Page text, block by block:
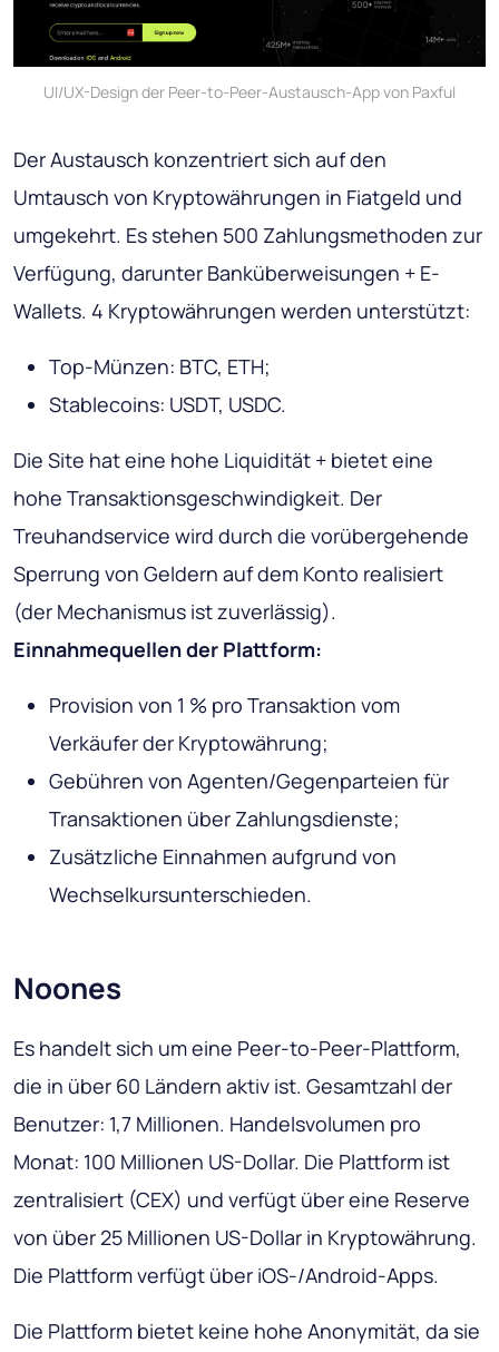
UI/UX-Design der Peer-to-Peer-Austausch-App von Paxful
Der Austausch konzentriert sich auf den
Umtausch von Kryptowährungen in Fiatgeld und
umgekehrt. Es stehen 500 Zahlungsmethoden zur
Verfügung, darunter Banküberweisungen + E-
Wallets. 4 Kryptowährungen werden unterstützt:
Top-Münzen: BTC, ETH;
Stablecoins: USDT, USDC.
Die Site hat eine hohe Liquidität + bietet eine
hohe Transaktionsgeschwindigkeit. Der
Treuhandservice wird durch die vorübergehende
Sperrung von Geldern auf dem Konto realisiert
(der Mechanismus ist zuverlässig).
Einnahmequellen der Plattform:
Provision von 1 % pro Transaktion vom
Verkäufer der Kryptowährung;
Gebühren von Agenten/Gegenparteien für
Transaktionen über Zahlungsdienste;
Zusätzliche Einnahmen aufgrund von
Wechselkursunterschieden.
Noones
Es handelt sich um eine Peer-to-Peer-Plattform,
die in über 60 Ländern aktiv ist. Gesamtzahl der
Benutzer: 1,7 Millionen. Handelsvolumen pro
Monat: 100 Millionen US-Dollar. Die Plattform ist
zentralisiert (CEX) und verfügt über eine Reserve
von über 25 Millionen US-Dollar in Kryptowährung.
Die Plattform verfügt über iOS-/Android-Apps.
Die Plattform bietet keine hohe Anonymität, da sie